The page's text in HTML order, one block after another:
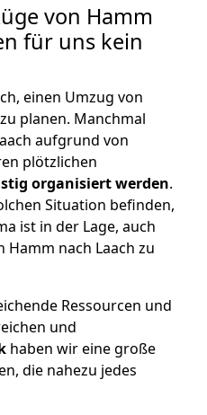
von Hamm
für uns kein
einen Umzug von
planen. Manchmal
aufgrund von
plötzlichen
organisiert werden.
Situation befinden,
ist in der Lage, auch
nach Laach zu
Ressourcen und
und
haben wir eine große
die nahezu jedes